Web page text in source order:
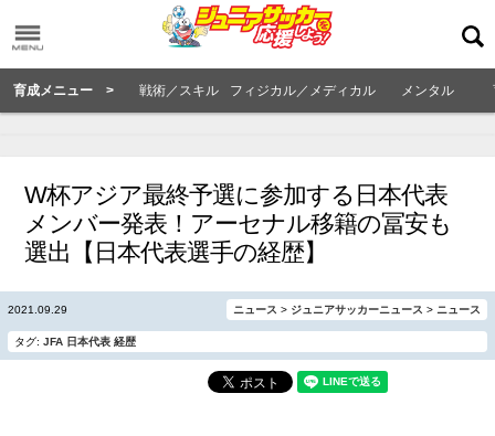
育成メニュー > 戦術／スキル フィジカル／メディカル メンタル
W杯アジア最終予選に参加する日本代表
メンバー発表！アーセナル移籍の冨安も
選出【日本代表選手の経歴】
2021.09.29 ニュース > ジュニアサッカーニュース > ニュース
タグ: JFA 日本代表 経歴